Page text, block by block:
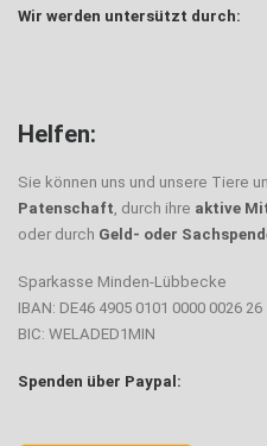
Wir werden untersützt durch:
Helfen:
Sie können uns und unsere Tiere
Patenschaft, durch ihre aktive
oder durch Geld- oder
Sparkasse Minden-Lübbecke
IBAN: DE46 4905 0101 0000 0026 26
BIC: WELADED1MIN
Spenden über Paypal: